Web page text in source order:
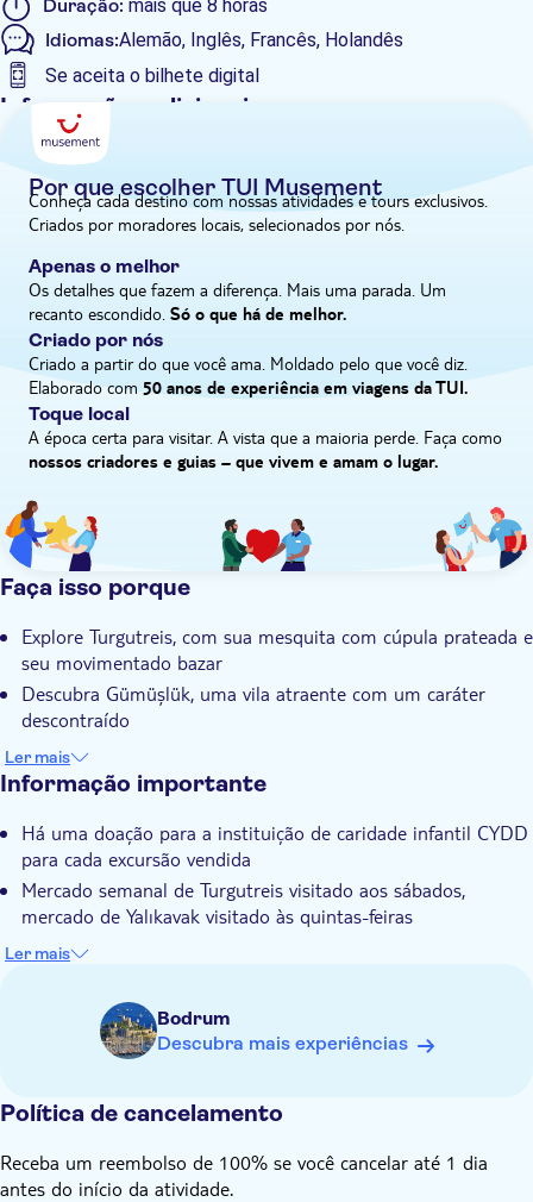
pela península de Bodrum oferece um vislumbre autêntico da
vida turca, de bazares movimentados a tranquilas cidades
litorâneas.
Duração: mais que 8 horas
Idiomas:Alemão, Inglês, Francês, Holandês
Se aceita o bilhete digital
Informações adicionais
Tour guiado
Confirmação instantânea
Voucher eletrônico
Por que escolher TUI Musement
Conheça cada destino com nossas atividades e tours exclusivos.
Criados por moradores locais, selecionados por nós.
Apenas o melhor
Os detalhes que fazem a diferença. Mais uma parada. Um
recanto escondido. Só o que há de melhor.
Criado por nós
Criado a partir do que você ama. Moldado pelo que você diz.
Elaborado com 50 anos de experiência em viagens da TUI.
Toque local
A época certa para visitar. A vista que a maioria perde. Faça como
nossos criadores e guias – que vivem e amam o lugar.
Faça isso porque
Explore Turgutreis, com sua mesquita com cúpula prateada e
seu movimentado bazar
Descubra Gümüşlük, uma vila atraente com um caráter
descontraído
Aproveite o tempo livre em Gümüşlük para almoçar e
explorar suas ruas estreitas
tranquila cidade costeira
Guia local especializado com conhecimento inigualável de
Bodrum
Ler mais
Informação importante
Há uma doação para a instituição de caridade infantil CYDD
para cada excursão vendida
Mercado semanal de Turgutreis visitado aos sábados,
mercado de Yalıkavak visitado às quintas-feiras
Traga calçado adequado
Traga um chapéu
Alimentos e bebidas não incluídos
Ler mais
Bodrum
Descubra mais experiências
Política de cancelamento
Receba um reembolso de 100% se você cancelar até 1 dia
antes do início da atividade.